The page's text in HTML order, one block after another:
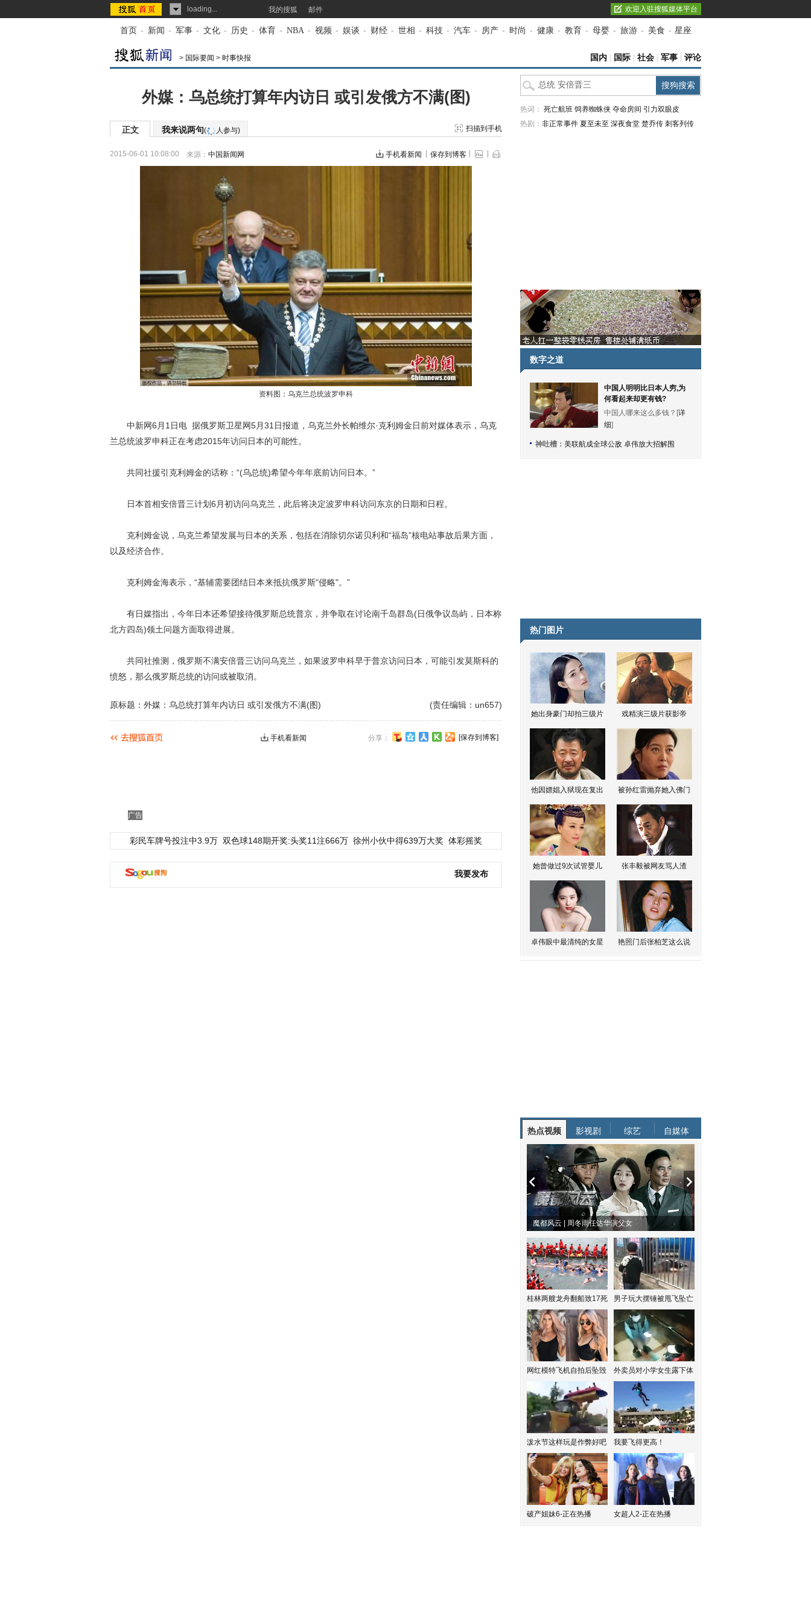
loading... 我的搜狐 邮件 欢迎入驻搜狐媒体平台
首页 - 新闻 - 军事 - 文化 - 历史 - 体育 - NBA - 视频 - 娱谈 - 财经 - 世相 - 科技 - 汽车 - 房产 - 时尚 - 健康 - 教育 - 母婴 - 旅游 - 美食 - 星座
> 国际要闻 > 时事快报 国内 国际 社会 军事 评论
外媒：乌总统打算年内访日 或引发俄方不满(图)
正文 我来说两句( 人参与) 扫描到手机
2015-06-01 10:08:00 来源： 中国新闻网 手机看新闻 保存到博客
资料图：乌克兰总统波罗申科
中新网6月1日电 据俄罗斯卫星网5月31日报道，乌克兰外长帕维尔·克利姆金日前对媒体表示，乌克
兰总统波罗申科正在考虑2015年访问日本的可能性。
共同社援引克利姆金的话称：“(乌总统)希望今年年底前访问日本。”
日本首相安倍晋三计划6月初访问乌克兰，此后将决定波罗申科访问东京的日期和日程。
克利姆金说，乌克兰希望发展与日本的关系，包括在消除切尔诺贝利和“福岛”核电站事故后果方面，
以及经济合作。
克利姆金海表示，“基辅需要团结日本来抵抗俄罗斯"侵略"。”
有日媒指出，今年日本还希望接待俄罗斯总统普京，并争取在讨论南千岛群岛(日俄争议岛屿，日本称
北方四岛)领土问题方面取得进展。
共同社推测，俄罗斯不满安倍晋三访问乌克兰，如果波罗申科早于普京访问日本，可能引发莫斯科的
愤怒，那么俄罗斯总统的访问或被取消。
(责任编辑：un657)
原标题：外媒：乌总统打算年内访日 或引发俄方不满(图)
分享： [保存到博客]
手机看新闻
广告
彩民车牌号投注中3.9万 双色球148期开奖:头奖11注666万 徐州小伙中得639万大奖 体彩摇奖
我要发布
热词： 死亡航班 饲养蜘蛛侠 夺命房间 引力双眼皮
热剧： 非正常事件 夏至未至 深夜食堂 楚乔传 刺客列传
数字之道
中国人明明比日本人穷,为
何看起来却更有钱?
中国人哪来这么多钱？[详
细]
神吐槽： 美联航成全球公敌 卓伟放大招解围
热门图片
她出身豪门却拍三级片 戏精演三级片获影帝
他因嫖娼入狱现在复出 被孙红雷抛弃她入佛门
她曾做过9次试管婴儿 张丰毅被网友骂人渣
卓伟眼中最清纯的女星 艳照门后张柏芝这么说
热点视频 影视剧 综艺 自媒体
魔都风云 | 周冬雨任达华演父女
桂林两艘龙舟翻船致17死 男子玩大摆锤被甩飞坠亡
网红模特飞机自拍后坠毁 外卖员对小学女生露下体
泼水节这样玩是作弊好吧 我要飞得更高！
破产姐妹6-正在热播 女超人2-正在热播